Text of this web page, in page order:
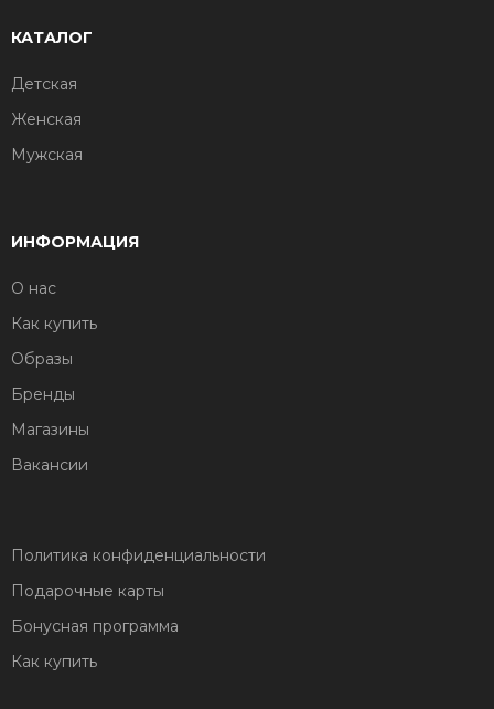
КАТАЛОГ
Детская
Женская
Мужская
ИНФОРМАЦИЯ
О нас
Как купить
Образы
Бренды
Магазины
Вакансии
Политика конфиденциальности
Подарочные карты
Бонусная программа
Как купить